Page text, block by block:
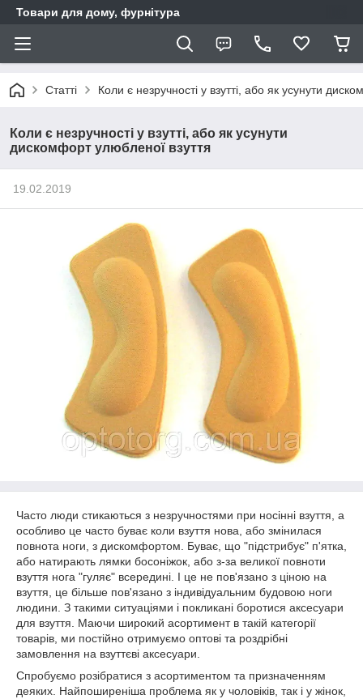
Товари для дому, фурнітура
Статті Коли є незручності у взутті, або як усунути
Коли є незручності у взутті, або як усунути
дискомфорт улюбленої взуття
19.02.2019
Часто люди стикаються з незручностями при носінні взуття, а
особливо це часто буває коли взуття нова, або змінилася
повнота ноги, з дискомфортом. Буває, що "підстрибує" п'ятка,
або натирають лямки босоніжок, або з-за великої повноти
взуття нога "гуляє" всередині. І це не пов'язано з ціною на
взуття, це більше пов'язано з індивідуальним будовою ноги
людини. З такими ситуаціями і покликані боротися аксесуари
для взуття. Маючи широкий асортимент в такій категорії
товарів, ми постійно отримуємо оптові та роздрібні
замовлення на взуттєві аксесуари.
Спробуємо розібратися з асортиментом та призначенням
деяких. Найпоширеніша проблема як у чоловіків, так і у жінок,